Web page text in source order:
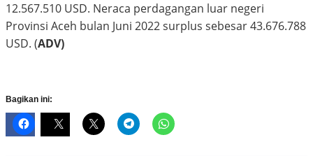
12.567.510 USD. Neraca perdagangan luar negeri
Provinsi Aceh bulan Juni 2022 surplus sebesar 43.676.788
USD. (ADV)
Bagikan ini: